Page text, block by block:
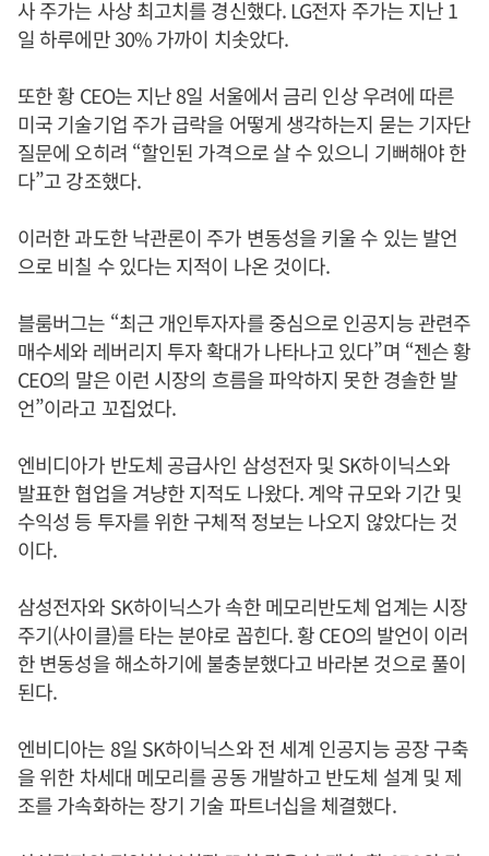
사 주가는 사상 최고치를 경신했다. LG전자 주가는 지난 1
일 하루에만 30% 가까이 치솟았다.
또한 황 CEO는 지난 8일 서울에서 금리 인상 우려에 따른
미국 기술기업 주가 급락을 어떻게 생각하는지 묻는 기자단
질문에 오히려 “할인된 가격으로 살 수 있으니 기뻐해야 한
다”고 강조했다.
이러한 과도한 낙관론이 주가 변동성을 키울 수 있는 발언
으로 비칠 수 있다는 지적이 나온 것이다.
블룸버그는 “최근 개인투자자를 중심으로 인공지능 관련주
매수세와 레버리지 투자 확대가 나타나고 있다”며 “젠슨 황
CEO의 말은 이런 시장의 흐름을 파악하지 못한 경솔한 발
언”이라고 꼬집었다.
엔비디아가 반도체 공급사인 삼성전자 및 SK하이닉스와
발표한 협업을 겨냥한 지적도 나왔다. 계약 규모와 기간 및
수익성 등 투자를 위한 구체적 정보는 나오지 않았다는 것
이다.
삼성전자와 SK하이닉스가 속한 메모리반도체 업계는 시장
주기(사이클)를 타는 분야로 꼽힌다. 황 CEO의 발언이 이러
한 변동성을 해소하기에 불충분했다고 바라본 것으로 풀이
된다.
엔비디아는 8일 SK하이닉스와 전 세계 인공지능 공장 구축
을 위한 차세대 메모리를 공동 개발하고 반도체 설계 및 제
조를 가속화하는 장기 기술 파트너십을 체결했다.